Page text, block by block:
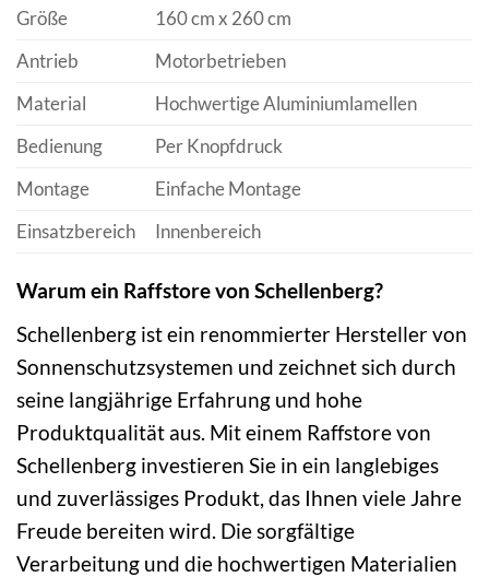
Größe
160 cm x 260 cm
Antrieb
Motorbetrieben
Material
Hochwertige Aluminiumlamellen
Bedienung
Per Knopfdruck
Montage
Einfache Montage
Einsatzbereich
Innenbereich
Warum ein Raffstore von Schellenberg?
Schellenberg ist ein renommierter Hersteller von
Sonnenschutzsystemen und zeichnet sich durch
seine langjährige Erfahrung und hohe
Produktqualität aus. Mit einem Raffstore von
Schellenberg investieren Sie in ein langlebiges
und zuverlässiges Produkt, das Ihnen viele Jahre
Freude bereiten wird. Die sorgfältige
Verarbeitung und die hochwertigen Materialien